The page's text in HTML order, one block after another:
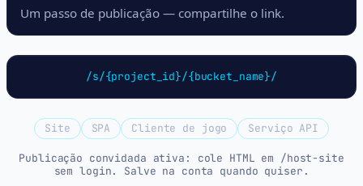
Um passo de publicação — compartilhe o link.
/s/{project_id}/{bucket_name}/
Site SPA Cliente de jogo Serviço API
Publicação convidada ativa: cole HTML em /host-site
sem login. Salve na conta quando quiser.